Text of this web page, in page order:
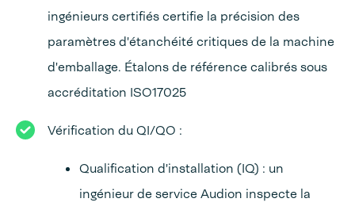
ingénieurs certifiés certifie la précision des
paramètres d'étanchéité critiques de la machine
d'emballage. Étalons de référence calibrés sous
accréditation ISO17025
Vérification du QI/QO :
Qualification d'installation (IQ) : un
ingénieur de service Audion inspecte la